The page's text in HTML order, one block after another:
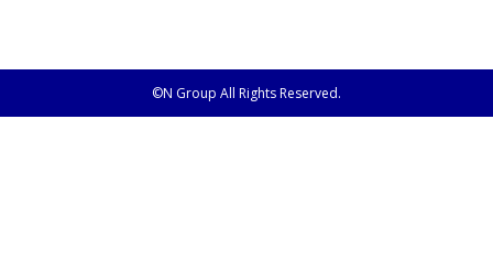
©N Group All Rights Reserved.